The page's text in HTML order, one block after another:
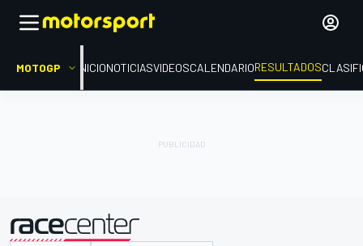
MOTOGP INICIONOTICIASVIDEOSCALENDARIORESULTADOS